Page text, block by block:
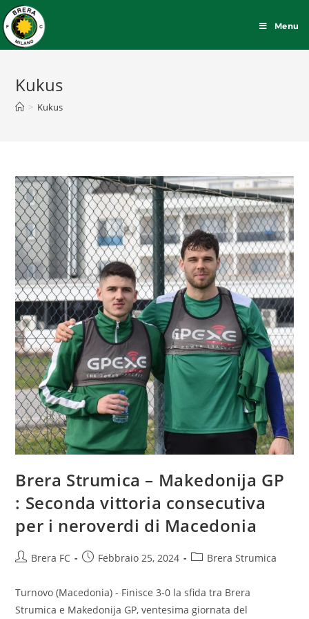
Menu
Kukus
> Kukus
Brera Strumica – Makedonija GP
: Seconda vittoria consecutiva
per i neroverdi di Macedonia
Brera FC Febbraio 25, 2024 Brera Strumica
Turnovo (Macedonia) - Finisce 3-0 la sfida tra Brera
Strumica e Makedonija GP, ventesima giornata del